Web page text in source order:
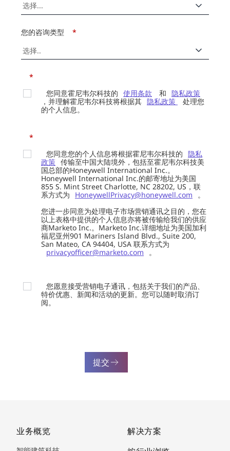
*
您的咨询类型
*
您同意霍尼韦尔科技的 使用条款 和 隐私政策
，并理解霍尼韦尔科技将根据其 隐私政策
处理您
的个人信息。
*
您同意您的个人信息将根据霍尼韦尔科技的 隐私
政策 传输至中国大陆境外，包括至霍尼韦尔科技美
国总部的Honeywell International Inc.。
Honeywell International Inc.的邮寄地址为美国
855 S. Mint Street Charlotte, NC 28202, US，联
系方式为
HoneywellPrivacy@honeywell.com
。
您进一步同意为处理电子市场营销通讯之目的，您在
以上表格中提供的个人信息亦将被传输给我们的供应
商Marketo Inc.。Marketo Inc.详细地址为美国加利
福尼亚州901 Mariners Island Blvd., Suite 200,
San Mateo, CA 94404, USA 联系方式为
privacyofficer@marketo.com
。
您愿意接受营销电子通讯，包括关于我们的产品、
特价优惠、新闻和活动的更新。您可以随时取消订
阅。
提交
业务概览
解决方案